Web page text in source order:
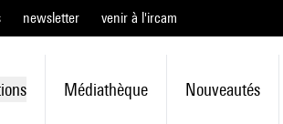
newsletter venir à l'ircam
Médiathèque Nouveautés